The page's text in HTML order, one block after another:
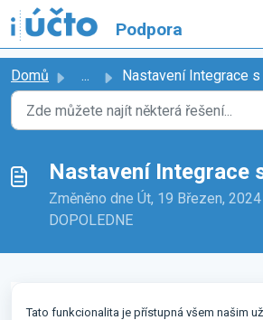
Přeskočit na hlavní obsah
Podpora
Domů ... Nastavení Integrace
Nastavení Integrace
Změněno dne Út, 19 Březen,
DOPOLEDNE
Tato funkcionalita je přístupná všem našim